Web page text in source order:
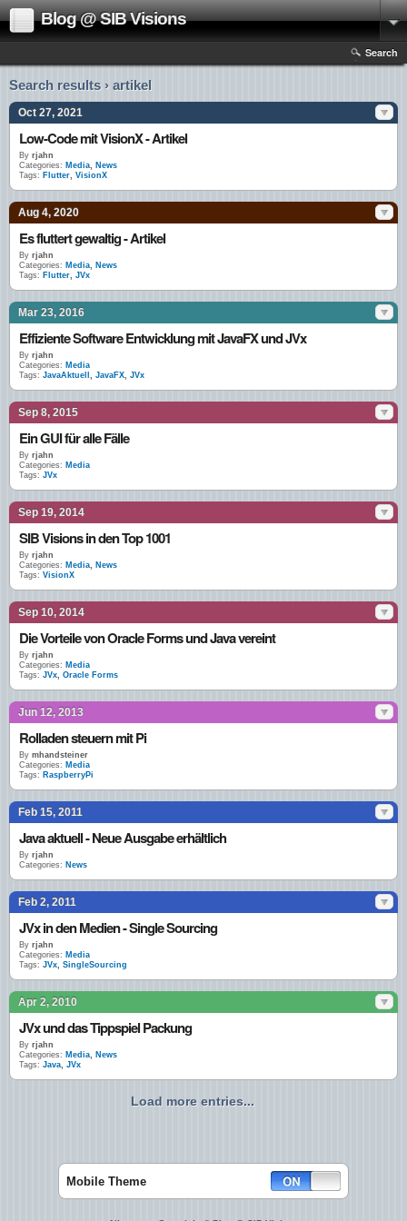
Blog @ SIB Visions
Search
Search results › artikel
Oct 27, 2021
Low-Code mit VisionX - Artikel
By rjahn
Categories: Media, News
Tags: Flutter, VisionX
Aug 4, 2020
Es fluttert gewaltig - Artikel
By rjahn
Categories: Media, News
Tags: Flutter, JVx
Mar 23, 2016
Effiziente Software Entwicklung mit JavaFX und JVx
By rjahn
Categories: Media
Tags: JavaAktuell , JavaFX, JVx
Sep 8, 2015
Ein GUI für alle Fälle
By rjahn
Categories: Media
Tags: JVx
Sep 19, 2014
SIB Visions in den Top 1001
By rjahn
Categories: Media, News
Tags: VisionX
Sep 10, 2014
Die Vorteile von Oracle Forms und Java vereint
By rjahn
Categories: Media
Tags: JVx, Oracle Forms
Jun 12, 2013
Rolladen steuern mit Pi
By mhandsteiner
Categories: Media
Tags: RaspberryPi
Feb 15, 2011
Java aktuell - Neue Ausgabe erhältlich
By rjahn
Categories: News
Feb 2, 2011
JVx in den Medien - Single Sourcing
By rjahn
Categories: Media
Tags: JVx, SingleSourcing
Apr 2, 2010
JVx und das Tippspiel Packung
By rjahn
Categories: Media, News
Tags: Java, JVx
Load more entries...
Mobile Theme